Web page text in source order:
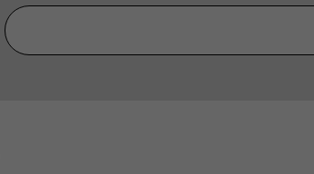
Hae sivustolta